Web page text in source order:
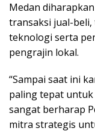
Medan
transaksi jual-
teknologi serta
pengrajin lokal.
“Sampai saat ini
paling tepat untuk
sangat berharap
mitra strategis